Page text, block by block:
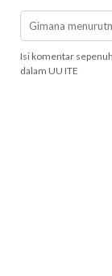
Isi komentar
dalam UU ITE